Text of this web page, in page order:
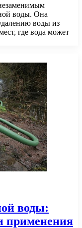
воды. Она
воды из
где вода может
воды:
применения